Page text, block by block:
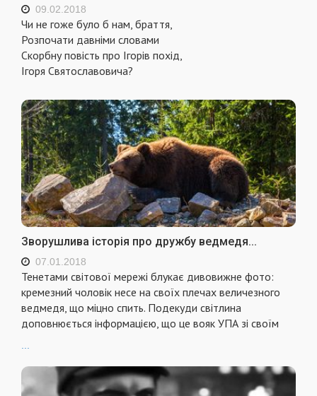
09.02.2018
Чи не гоже було б нам, браття,
Розпочати давніми словами
Скорбну повість про Ігорів похід,
Ігоря Святославовича?
Зворушлива історія про дружбу ведмедя...
07.01.2018
Тенетами світової мережі блукає дивовижне фото:
кремезний чоловік несе на своїх плечах величезного
ведмедя, що міцно спить. Подекуди світлина
доповнюється інформацією, що це вояк УПА зі своїм